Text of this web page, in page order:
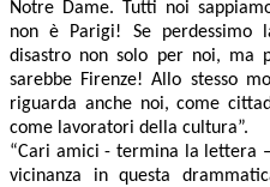
Notre Dame. Tutti noi
non è Parigi! Se perdessimo
disastro non solo per noi, ma
sarebbe Firenze! Allo stesso
riguarda anche noi, come
come lavoratori della cultura”.
“Cari amici - termina la lettera
vicinanza in questa